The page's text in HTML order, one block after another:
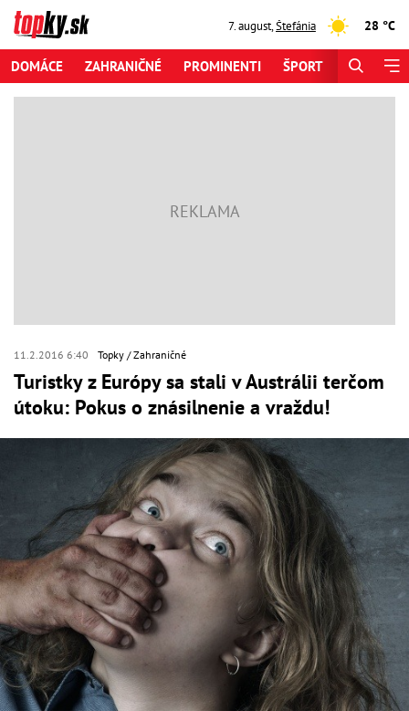
7. august,Štefánia 28 °C
DOMÁCE ZAHRANIČNÉ PROMINENTI ŠPORT
11.2.2016 6:40 Topky Zahraničné
Turistky z Európy sa stali v Austrálii terčom
útoku: Pokus o znásilnenie a vraždu!